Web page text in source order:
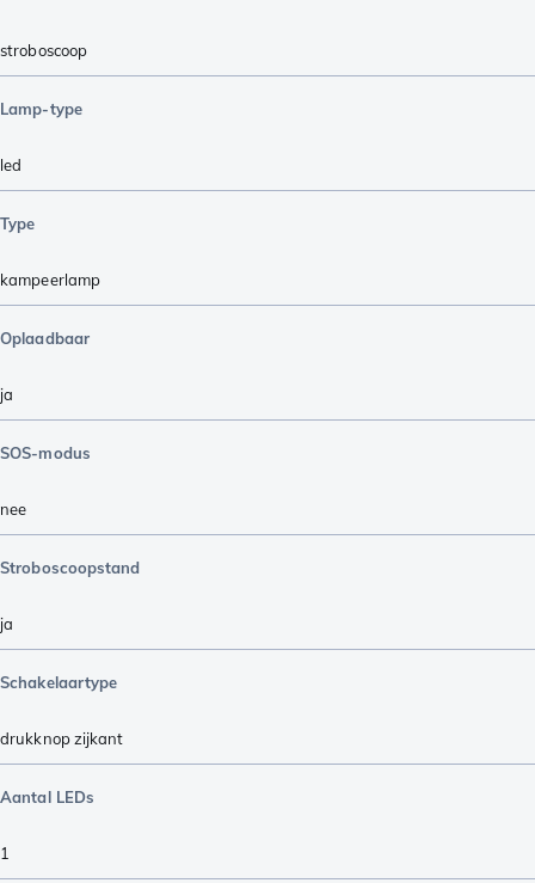
stroboscoop
Lamp-type
led
Type
kampeerlamp
Oplaadbaar
ja
SOS-modus
nee
Stroboscoopstand
ja
Schakelaartype
drukknop zijkant
Aantal LEDs
1